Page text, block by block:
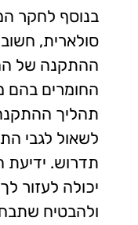
בנוסף לחקר
סולארית,
ההתקנה של
החומרים
תהליך
לשאול לגבי
תדרוש. ידיעת
יכולה לעזור
ולהבטיח